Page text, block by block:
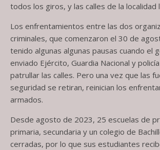
todos los giros, y las calles de la localidad
Los enfrentamientos entre las dos
criminales, que comenzaron el 30 de
tenido algunas algunas pausas cuando el
enviado Ejército, Guardia Nacional y
patrullar las calles. Pero una vez que las
seguridad se retiran, reinician los
armados.
Desde agosto de 2023, 25 escuelas de
primaria, secundaria y un colegio de
cerradas, por lo que sus estudiantes